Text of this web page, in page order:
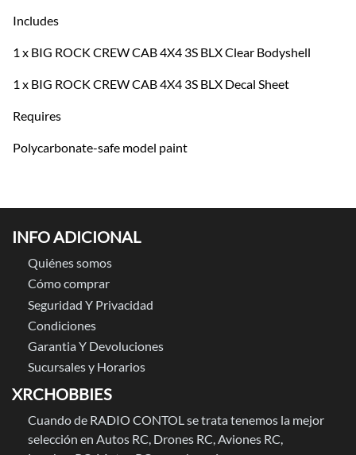
Includes
1 x BIG ROCK CREW CAB 4X4 3S BLX Clear Bodyshell
1 x BIG ROCK CREW CAB 4X4 3S BLX Decal Sheet
Requires
Polycarbonate-safe model paint
INFO ADICIONAL
Quiénes somos
Cómo comprar
Seguridad Y Privacidad
Condiciones
Garantia Y Devoluciones
Sucursales y Horarios
XRCHOBBIES
Cuando de RADIO CONTOL se trata tenemos la mejor
selección en Autos RC, Drones RC, Aviones RC,